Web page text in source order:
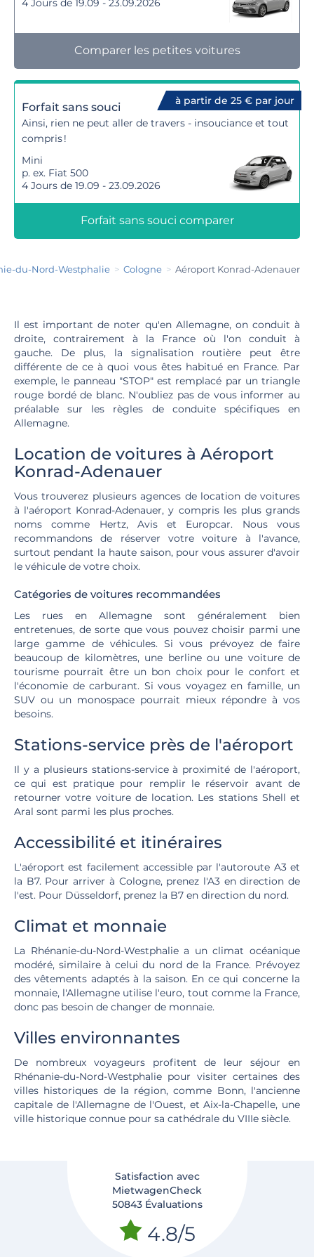
4 Jours de 19.09 - 23.09.2026
Comparer les petites voitures
à partir de 25 € par jour
Forfait sans souci
Ainsi, rien ne peut aller de travers - insouciance et tout
compris !
Mini
p. ex. Fiat 500
4 Jours de 19.09 - 23.09.2026
Forfait sans souci comparer
du-Nord-Westphalie Cologne Aéroport Konrad-Adenauer
Il est important de noter qu'en Allemagne, on conduit à
droite, contrairement à la France où l'on conduit à
gauche. De plus, la signalisation routière peut être
différente de ce à quoi vous êtes habitué en France. Par
exemple, le panneau "STOP" est remplacé par un triangle
rouge bordé de blanc. N'oubliez pas de vous informer au
préalable sur les règles de conduite spécifiques en
Allemagne.
Location de voitures à Aéroport
Konrad-Adenauer
Vous trouverez plusieurs agences de location de voitures
à l'aéroport Konrad-Adenauer, y compris les plus grands
noms comme Hertz, Avis et Europcar. Nous vous
recommandons de réserver votre voiture à l'avance,
surtout pendant la haute saison, pour vous assurer d'avoir
le véhicule de votre choix.
Catégories de voitures recommandées
Les rues en Allemagne sont généralement bien
entretenues, de sorte que vous pouvez choisir parmi une
large gamme de véhicules. Si vous prévoyez de faire
beaucoup de kilomètres, une berline ou une voiture de
tourisme pourrait être un bon choix pour le confort et
l'économie de carburant. Si vous voyagez en famille, un
SUV ou un monospace pourrait mieux répondre à vos
besoins.
Stations-service près de l'aéroport
Il y a plusieurs stations-service à proximité de l'aéroport,
ce qui est pratique pour remplir le réservoir avant de
retourner votre voiture de location. Les stations Shell et
Aral sont parmi les plus proches.
Accessibilité et itinéraires
L'aéroport est facilement accessible par l'autoroute A3 et
la B7. Pour arriver à Cologne, prenez l'A3 en direction de
l'est. Pour Düsseldorf, prenez la B7 en direction du nord.
Climat et monnaie
La Rhénanie-du-Nord-Westphalie a un climat océanique
modéré, similaire à celui du nord de la France. Prévoyez
des vêtements adaptés à la saison. En ce qui concerne la
monnaie, l'Allemagne utilise l'euro, tout comme la France,
donc pas besoin de changer de monnaie.
Villes environnantes
De nombreux voyageurs profitent de leur séjour en
Rhénanie-du-Nord-Westphalie pour visiter certaines des
villes historiques de la région, comme Bonn, l'ancienne
capitale de l'Allemagne de l'Ouest, et Aix-la-Chapelle, une
ville historique connue pour sa cathédrale du VIIIe siècle.
Satisfaction avec
MietwagenCheck
50843 Évaluations
4.8/5